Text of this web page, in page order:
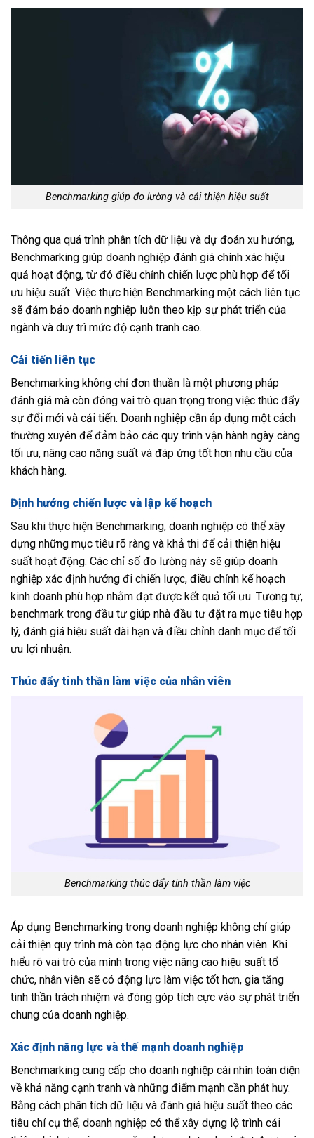
Benchmarking giúp đo lường và cải thiện hiệu suất
Thông qua quá trình phân tích dữ liệu và dự đoán xu hướng,
Benchmarking giúp doanh nghiệp đánh giá chính xác hiệu
quả hoạt động, từ đó điều chỉnh chiến lược phù hợp để tối
ưu hiệu suất. Việc thực hiện Benchmarking một cách liên tục
sẽ đảm bảo doanh nghiệp luôn theo kịp sự phát triển của
ngành và duy trì mức độ cạnh tranh cao.
Cải tiến liên tục
Benchmarking không chỉ đơn thuần là một phương pháp
đánh giá mà còn đóng vai trò quan trọng trong việc thúc đẩy
sự đổi mới và cải tiến. Doanh nghiệp cần áp dụng một cách
thường xuyên để đảm bảo các quy trình vận hành ngày càng
tối ưu, nâng cao năng suất và đáp ứng tốt hơn nhu cầu của
khách hàng.
Định hướng chiến lược và lập kế hoạch
Sau khi thực hiện Benchmarking, doanh nghiệp có thể xây
dựng những mục tiêu rõ ràng và khả thi để cải thiện hiệu
suất hoạt động. Các chỉ số đo lường này sẽ giúp doanh
nghiệp xác định hướng đi chiến lược, điều chỉnh kế hoạch
kinh doanh phù hợp nhằm đạt được kết quả tối ưu. Tương tự,
benchmark trong đầu tư giúp nhà đầu tư đặt ra mục tiêu hợp
lý, đánh giá hiệu suất dài hạn và điều chỉnh danh mục để tối
ưu lợi nhuận.
Thúc đẩy tinh thần làm việc của nhân viên
Benchmarking thúc đẩy tinh thần làm việc
Áp dụng Benchmarking trong doanh nghiệp không chỉ giúp
cải thiện quy trình mà còn tạo động lực cho nhân viên. Khi
hiểu rõ vai trò của mình trong việc nâng cao hiệu suất tổ
chức, nhân viên sẽ có động lực làm việc tốt hơn, gia tăng
tinh thần trách nhiệm và đóng góp tích cực vào sự phát triển
chung của doanh nghiệp.
Xác định năng lực và thế mạnh doanh nghiệp
Benchmarking cung cấp cho doanh nghiệp cái nhìn toàn diện
về khả năng cạnh tranh và những điểm mạnh cần phát huy.
Bằng cách phân tích dữ liệu và đánh giá hiệu suất theo các
tiêu chí cụ thể, doanh nghiệp có thể xây dựng lộ trình cải